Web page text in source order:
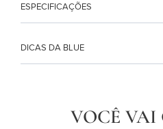
ESPECIFICAÇÕES
DICAS DA BLUE
VOCÊ VAI